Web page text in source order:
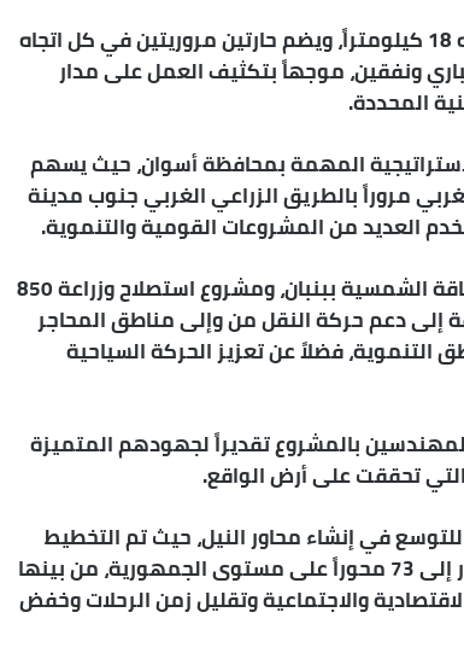
واطلع الوزير على سير العمل بالمشروع الذي يبلغ طوله 18 كيلومتراً، ويضم حارتين مروريتين في كل اتجاه
21 متراً، ويتكون من 9 أعمال صناعية تشمل 7 كباري ونفقين، موجهاً بتكثيف العمل على مدار
المحددة.
المهمة بمحافظة أسوان، حيث يسهم
مروراً بالطريق الزراعي الغربي جنوب مدينة
العديد من المشروعات القومية والتنموية.
وأوضح الوزير أن المحور سيسهم في خدمة مشروع الطاقة الشمسية ببنبان، ومشروع استصلاح وزراعة 850
إلى دعم حركة النقل من وإلى مناطق المحاجر
التنموية، فضلاً عن تعزيز الحركة السياحية
بالمشروع تقديراً لجهودهم المتميزة
تحققت على أرض الواقع.
في إنشاء محاور النيل، حيث تم التخطيط
لإنشاء 35 محوراً عرضياً جديداً ليصل إجمالي عدد المحاور إلى 73 محوراً على مستوى الجمهورية، من بينها
والاجتماعية وتقليل زمن الرحلات وخفض